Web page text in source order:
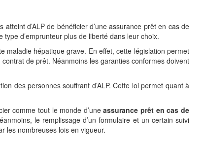
d’ALP de bénéficier d’une assurance prêt en cas de
d’emprunteur plus de liberté dans leur choix.
hépatique grave. En effet, cette législation permet
de prêt. Néanmoins les garanties conformes doivent
des personnes souffrant d’ALP. Cette loi permet quant à
comme tout le monde d’uneassurance prêt en cas de
le remplissage d’un formulaire et un certain suivi
les nombreuses lois en vigueur.